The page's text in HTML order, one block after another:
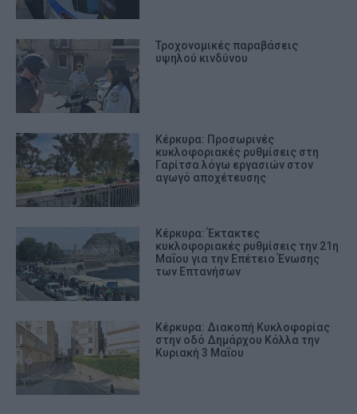
Τροχονομικές παραβάσεις
υψηλού κινδύνου
Κέρκυρα: Προσωρινές
κυκλοφοριακές ρυθμίσεις στη
Γαρίτσα λόγω εργασιών στον
αγωγό αποχέτευσης
Κέρκυρα: Έκτακτες
κυκλοφοριακές ρυθμίσεις την 21η
Μαΐου για την Επέτειο Ένωσης
των Επτανήσων
Κέρκυρα: Διακοπή Κυκλοφορίας
στην οδό Δημάρχου Κόλλα την
Κυριακή 3 Μαΐου